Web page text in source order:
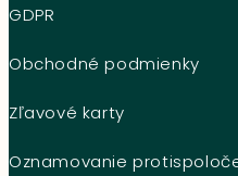
GDPR
Obchodné podmienky
Zľavové karty
Oznamovanie